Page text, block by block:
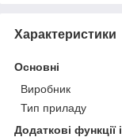
Характеристики
Основні
Виробник
Тип приладу
Додаткові функції